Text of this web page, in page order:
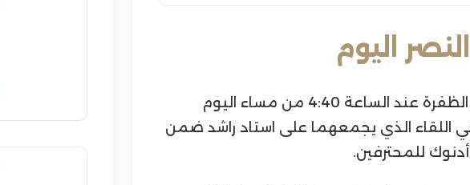
اليوم
يحلّ الفريق الأول لكرة القدم بنادي الظفرة عند الساعة 4:40 من مساء اليوم
اللقاء الذي يجمعهما على استاد راشد ضمن
للمحترفين.